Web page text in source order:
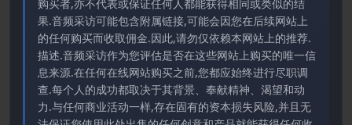
购买者,亦不代表或保证任何人都能获得相同或类似的结
果.音频采访可能包含附属链接,可能会因您在后续网站上
的任何购买而收取佣金.因此,请勿仅依赖本网站上的推荐.
描述.音频采访作为您评估是否在这些网站上购买的唯一信
息来源.在任何在线网站购买之前,您都应始终进行尽职调
查.每个人的成功都取决于其背景、奉献精神、渴望和动
力.与任何商业活动一样,存在固有的资本损失风险,并且无